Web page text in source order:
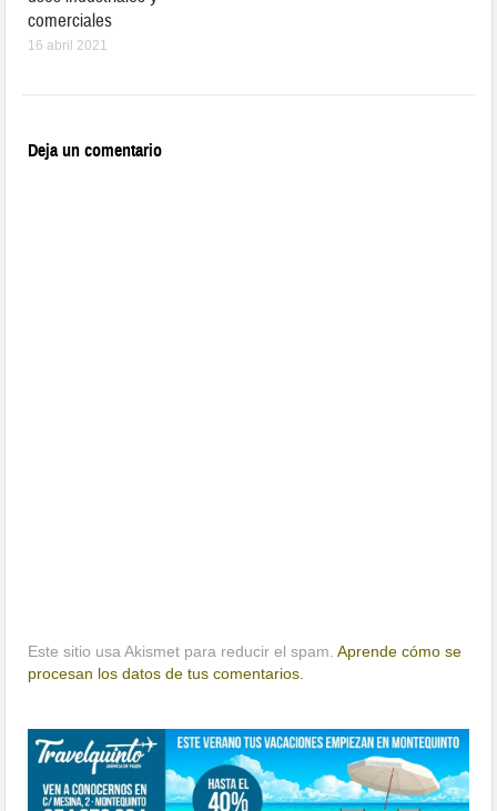
comerciales
16 abril 2021
Deja un comentario
Este sitio usa Akismet para reducir el spam.Aprende cómo se
procesan los datos de tus comentarios.